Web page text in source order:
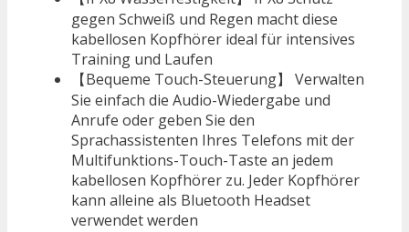
gegen Schweiß und Regen macht diese
kabellosen Kopfhörer ideal für intensives
Training und Laufen
【Bequeme Touch-Steuerung】 Verwalten
Sie einfach die Audio-Wiedergabe und
Anrufe oder geben Sie den
Sprachassistenten Ihres Telefons mit der
Multifunktions-Touch-Taste an jedem
kabellosen Kopfhörer zu. Jeder Kopfhörer
kann alleine als Bluetooth Headset
verwendet werden